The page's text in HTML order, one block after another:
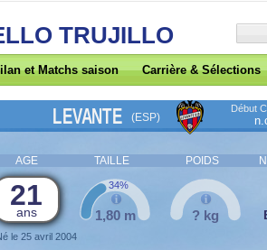
TRUJILLO
et Matchs saison Carrière & Sélections
LEVANTE (ESP)
Début
AGE TAILLE POIDS
21
ans
le 25 avril 2004
1,80 m
34%
? kg